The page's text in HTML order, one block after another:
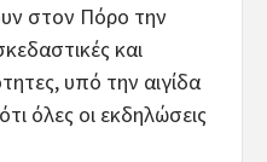
στον Πόρο την
και
υπό την αιγίδα
όλες οι εκδηλώσεις